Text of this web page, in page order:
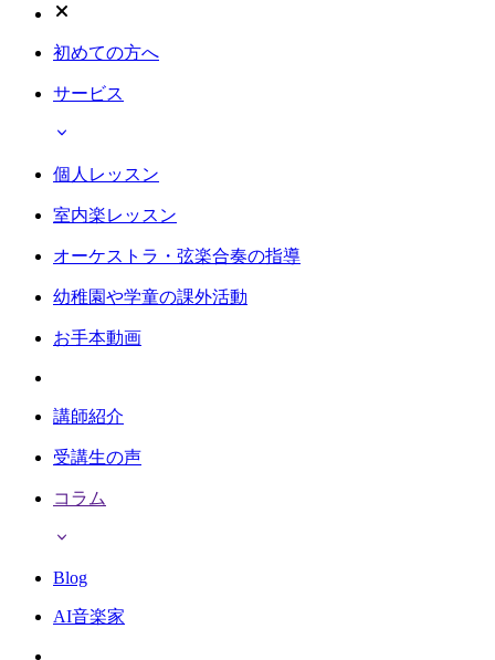
初めての方へ
サービス
個人レッスン
室内楽レッスン
オーケストラ・弦楽合奏の指導
幼稚園や学童の課外活動
お手本動画
講師紹介
受講生の声
コラム
Blog
AI音楽家